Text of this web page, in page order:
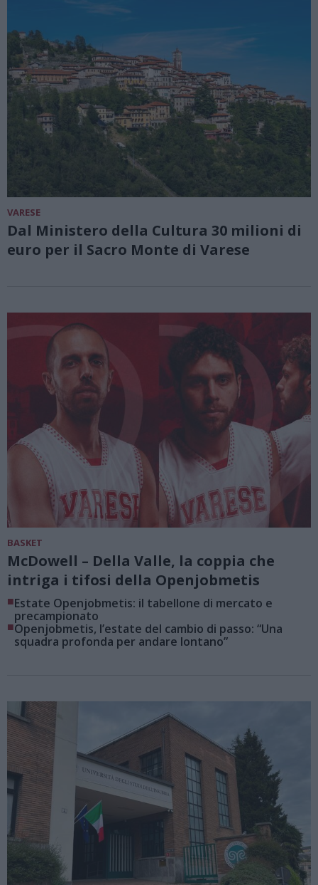
VARESE
Dal Ministero della Cultura 30 milioni di
euro per il Sacro Monte di Varese
BASKET
McDowell – Della Valle, la coppia che
intriga i tifosi della Openjobmetis
■Estate Openjobmetis: il tabellone di mercato e
precampionato
■Openjobmetis, l’estate del cambio di passo: “Una
squadra profonda per andare lontano”